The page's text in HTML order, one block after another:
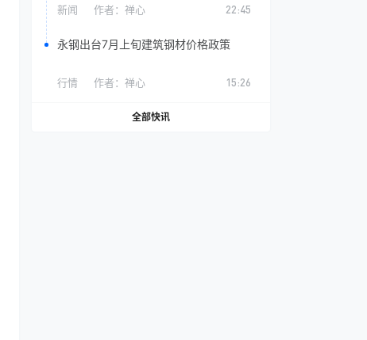
新闻 作者： 禅心 22:45
永钢出台7月上旬建筑钢材价格政策
行情 作者： 禅心 15:26
全部快讯